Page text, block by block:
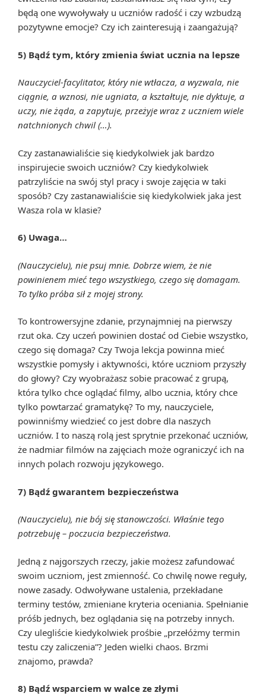
będą one wywoływały u uczniów radość i czy wzbudzą
pozytywne emocje? Czy ich zainteresują i zaangażują?
5) Bądź tym, który zmienia świat ucznia na lepsze
Nauczyciel-facylitator, który nie wtłacza, a wyzwala, nie
ciągnie, a wznosi, nie ugniata, a kształtuje, nie dyktuje, a
uczy, nie żąda, a zapytuje, przeżyje wraz z uczniem wiele
natchnionych chwil (…).
Czy zastanawialiście się kiedykolwiek jak bardzo
inspirujecie swoich uczniów? Czy kiedykolwiek
patrzyliście na swój styl pracy i swoje zajęcia w taki
sposób? Czy zastanawialiście się kiedykolwiek jaka jest
Wasza rola w klasie?
6) Uwaga…
(Nauczycielu), nie psuj mnie. Dobrze wiem, że nie
powinienem mieć tego wszystkiego, czego się domagam.
To tylko próba sił z mojej strony.
To kontrowersyjne zdanie, przynajmniej na pierwszy
rzut oka. Czy uczeń powinien dostać od Ciebie wszystko,
czego się domaga? Czy Twoja lekcja powinna mieć
wszystkie pomysły i aktywności, które uczniom przyszły
do głowy? Czy wyobrażasz sobie pracować z grupą,
która tylko chce oglądać filmy, albo ucznia, który chce
tylko powtarzać gramatykę? To my, nauczyciele,
powinniśmy wiedzieć co jest dobre dla naszych
uczniów. I to naszą rolą jest sprytnie przekonać uczniów,
że nadmiar filmów na zajęciach może ograniczyć ich na
innych polach rozwoju językowego.
7) Bądź gwarantem bezpieczeństwa
(Nauczycielu), nie bój się stanowczości. Właśnie tego
potrzebuję – poczucia bezpieczeństwa.
Jedną z najgorszych rzeczy, jakie możesz zafundować
swoim uczniom, jest zmienność. Co chwilę nowe reguły,
nowe zasady. Odwoływane ustalenia, przekładane
terminy testów, zmieniane kryteria oceniania. Spełnianie
próśb jednych, bez oglądania się na potrzeby innych.
Czy ulegliście kiedykolwiek prośbie „przełóżmy termin
testu czy zaliczenia”? Jeden wielki chaos. Brzmi
znajomo, prawda?
8) Bądź wsparciem w walce ze złymi